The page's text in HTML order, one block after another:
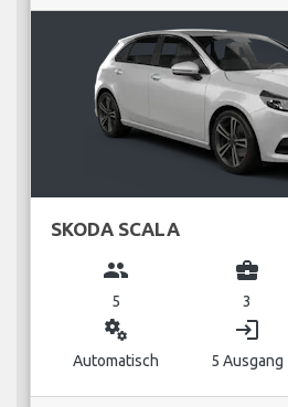
SKODA SCALA
group
5
business_center
3
miscellaneous_services
Automatisch
login
5 Ausgang